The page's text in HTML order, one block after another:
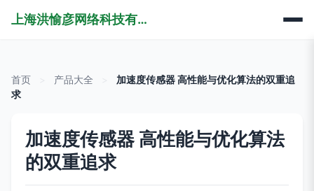
上海洪愉彦网络科技有限公司
首页 产品大全
加速度传感器 高性能与优化算法的双重追
求
加速度传感器 高性能与优化算法
的双重追求